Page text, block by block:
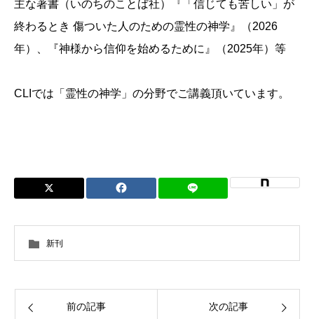
主な著書（いのちのことば社）『「信じても苦しい」が
終わるとき 傷ついた人のための霊性の神学』（2026
年）、『神様から信仰を始めるために』（2025年）等
CLIでは「霊性の神学」の分野でご講義頂いています。
新刊
前の記事 次の記事